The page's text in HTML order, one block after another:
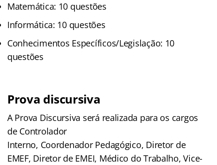
Matemática: 10 questões
Informática: 10 questões
Conhecimentos Específicos/Legislação: 10
questões
Prova discursiva
A Prova Discursiva será realizada para os cargos
de Controlador
Interno, Coordenador Pedagógico, Diretor de
EMEF, Diretor de EMEI, Médico do Trabalho, Vice-